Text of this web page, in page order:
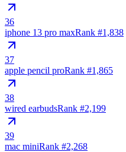
36
iphone 13 pro maxRank #1,838
37
apple pencil proRank #1,865
38
wired earbudsRank #2,199
39
mac miniRank #2,268